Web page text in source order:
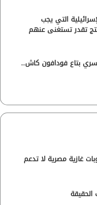
التي يجب
بتاع فودافون كاش..
غازية مصرية لا تدعم